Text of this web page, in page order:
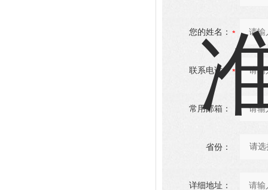
您的姓名：
联系电话：
常用邮箱：
省份：
详细地址：